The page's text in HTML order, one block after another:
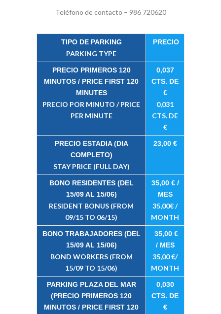
Teléfono de contacto – 986 720620
TIPO DE PARKING
PARKING TYPE
PRECIO
PRECIO PRIMEROS 120
MINUTOS / PRICE FIRST 120
MINUTES
PRECIO POR MINUTO / PRICE
PER MINUTE
0,037
CTS. DE
€
0,031
CTS. DE
€
PRECIO ESTADIA (DIA
COMPLETO)
STAY PRICE (FULL DAY)
23,00 €
BONO RESIDENTES (DEL
15/09 AL 15/06)
RESIDENT BONUS (FROM
09/15 TO 06/15)
35,00 € /
MES
35,00€ /
MONTH
BONO TRABAJADORES (DEL
15/09 AL 15/06)
BOND WORKERS (FROM
15/09 TO 15/06)
35,00 €
/ MES
35,00 €/
MONTH
PARKING PLAZA DEL MAR
(PRECIO PRIMEROS 120
MINUTOS / PRICE FIRST 120
0,030
CTS. DE
€